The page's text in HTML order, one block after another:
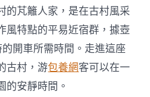
芃籬人家，是在古村風采
風特點的平易近宿群，據壺
開車所需時間。走進這座
古村，游包養網客可以在一
的安靜時間。